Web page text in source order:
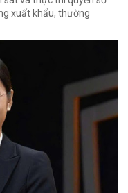
xuất khẩu, thường